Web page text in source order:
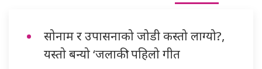
सोनाम र उपासनाको जोडी कस्तो लाग्यो?,
यस्तो बन्यो ‘जलाकी’ पहिलो गीत